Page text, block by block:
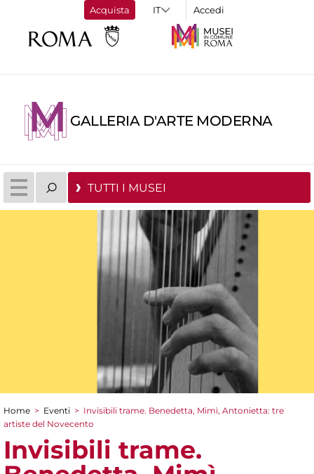
Acquista Accedi
GALLERIA D'ARTE MODERNA
TUTTI I MUSEI
Tu sei qui
Home > Eventi > Invisibili trame. Benedetta, Mimì, Antonietta: tre
artiste del Novecento
Invisibili trame.